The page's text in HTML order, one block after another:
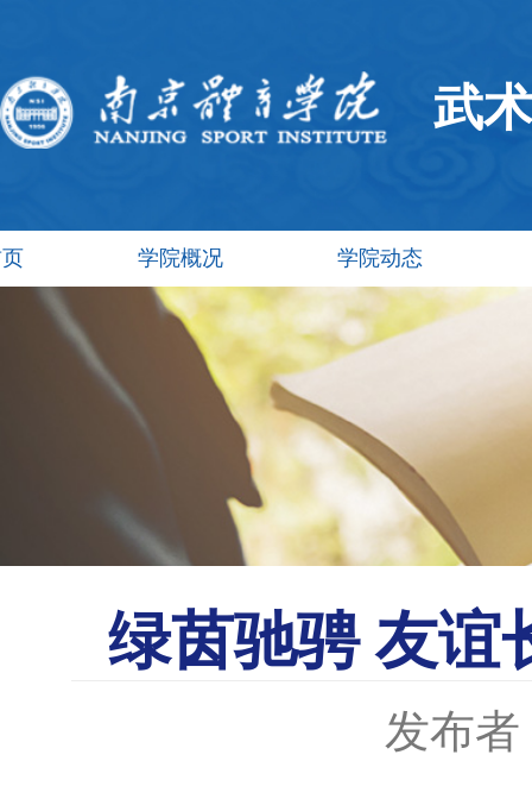
武
学院概况 学院动态
绿茵驰骋 友
发布